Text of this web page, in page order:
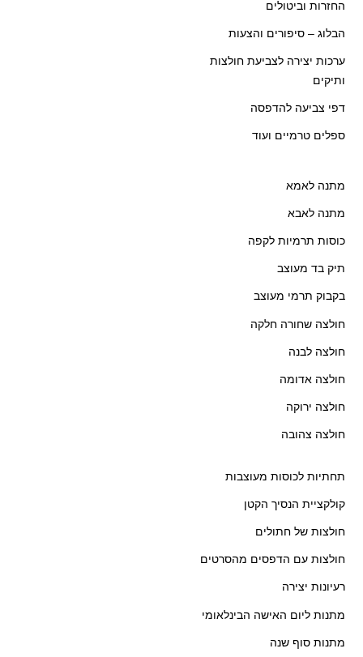
החזרות וביטולים
הבלוג – סיפורים והצעות
ערכות יצירה לצביעת חולצות
ותיקים
דפי צביעה להדפסה
ספלים טרמיים ועוד
מתנה לאמא
מתנה לאבא
כוסות תרמיות לקפה
תיק בד מעוצב
בקבוק תרמי מעוצב
חולצה שחורה חלקה
חולצה לבנה
חולצה אדומה
חולצה ירוקה
חולצה צהובה
תחתיות לכוסות מעוצבות
קולקציית הנסיך הקטן
חולצות של חתולים
חולצות עם הדפסים מהסרטים
רעיונות יצירה
מתנות ליום האישה הבינלאומי
מתנות סוף שנה